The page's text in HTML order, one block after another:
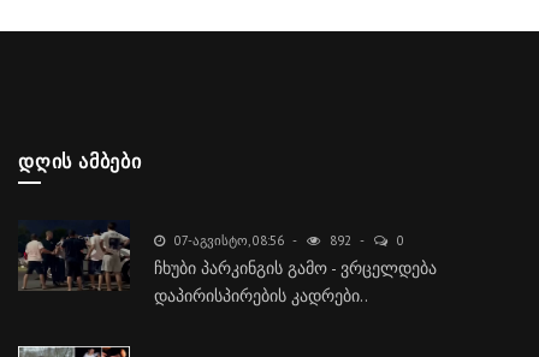
ᲓᲦᲘᲡ ᲐᲛᲑᲔᲑᲘ
07-ᲐᲒᲕᲘᲡᲢᲝ, 08:56 892 0
ჩხუბი პარკინგის გამო - ვრცელდება
დაპირისპირების კადრები..